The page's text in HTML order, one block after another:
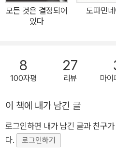
한다. 한편에서는 “심심한 사과의
러싸고 웃지 못할 문해력 논란이
적 관점에서 사람들이 이토록 읽
않다. 오히려 읽을 수 있다는 것이
로 비교적 최근에 발달한 능력이
다. 우선 읽기에 꼭 뇌 전체가 필요
아무리 대단한 애서가여도 꿈속에
뇌가 꿈속 책에 담길 글자를 제대
모든 것은 결정되어
있다
도파민
8
100자평
27
리뷰 마이
이 책에 내가 남긴 글
로그인하면 내가 남긴 글과 친구
다.
로그인하기